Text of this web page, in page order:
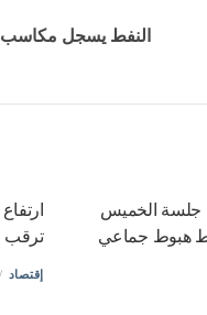
النفط يسجل مكاسب شهرية بنسبة
جلسة الخميس
وسط هبوط جماعي
ترقب
إقتصاد